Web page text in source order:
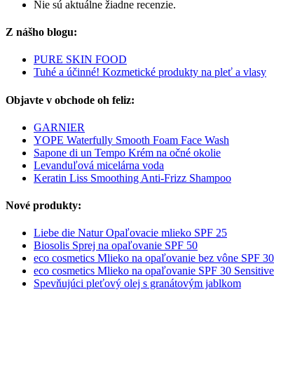
Nie sú aktuálne žiadne recenzie.
Z nášho blogu:
PURE SKIN FOOD
Tuhé a účinné! Kozmetické produkty na pleť a vlasy
Objavte v obchode oh feliz:
GARNIER
YOPE Waterfully Smooth Foam Face Wash
Sapone di un Tempo Krém na očné okolie
Levanduľová micelárna voda
Keratin Liss Smoothing Anti-Frizz Shampoo
Nové produkty:
Liebe die Natur Opaľovacie mlieko SPF 25
Biosolis Sprej na opaľovanie SPF 50
eco cosmetics Mlieko na opaľovanie bez vône SPF 30
eco cosmetics Mlieko na opaľovanie SPF 30 Sensitive
Spevňujúci pleťový olej s granátovým jablkom